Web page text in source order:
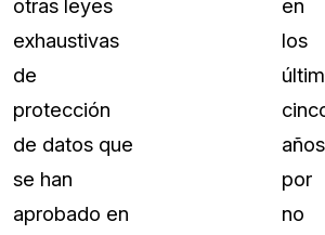
Más información sobre
Trabaja con nosotros
construir el futuro de la redacción
otras leyes
exhaustivas
de
protección
de datos que
se han
aprobado en
en
los
años
por
no